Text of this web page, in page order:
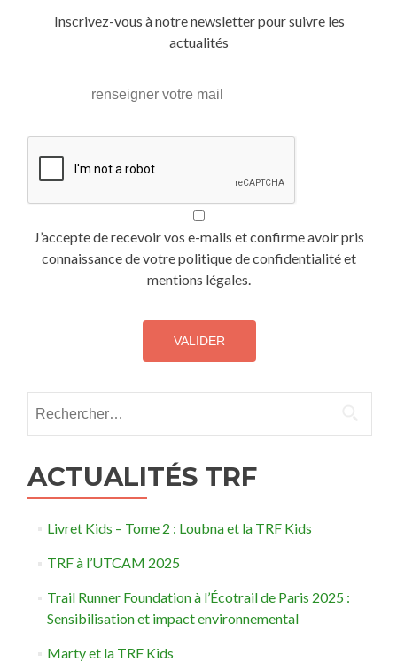
Inscrivez-vous à notre newsletter pour suivre les
actualités
J’accepte de recevoir vos e-mails et confirme avoir pris
connaissance de votre politique de confidentialité et
mentions légales.
ACTUALITÉS TRF
Livret Kids – Tome 2 : Loubna et la TRF Kids
TRF à l’UTCAM 2025
Trail Runner Foundation à l’Écotrail de Paris 2025 :
Sensibilisation et impact environnemental
Marty et la TRF Kids